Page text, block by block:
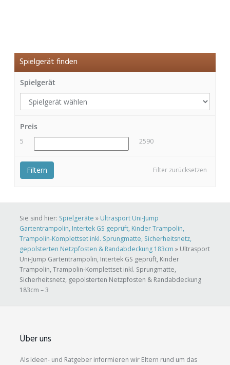
Spielgerät finden
Spielgerät
Preis
5 2590
Filter zurücksetzen
Filtern
Sie sind hier: Spielgeräte » Ultrasport Uni-Jump
Gartentrampolin, Intertek GS geprüft, Kinder Trampolin,
Trampolin-Komplettset inkl. Sprungmatte, Sicherheitsnetz,
gepolsterten Netzpfosten & Randabdeckung 183cm » Ultrasport
Uni-Jump Gartentrampolin, Intertek GS geprüft, Kinder
Trampolin, Trampolin-Komplettset inkl. Sprungmatte,
Sicherheitsnetz, gepolsterten Netzpfosten & Randabdeckung
183cm – 3
Über uns
Als Ideen- und Ratgeber informieren wir Eltern rund um das